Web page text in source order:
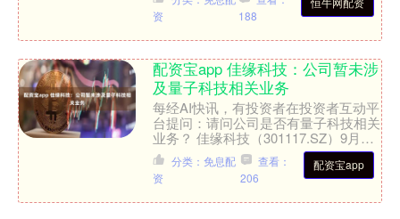
作为一名从事机械销售多年的....
资
188
配资宝app 佳缘科技：公司暂未涉
及量子科技相关业务
每经AI快讯，有投资者在投资者互动平
台提问：请问公司是否有量子科技相关
业务？ 佳缘科技（301117.SZ）9月16
日在投资者互动平台表示，公司暂未涉
及量子科技....
配资宝app
分类：免息配
资
查看：
206